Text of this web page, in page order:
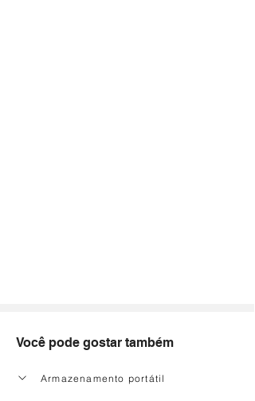
Você pode gostar também
Armazenamento portátil